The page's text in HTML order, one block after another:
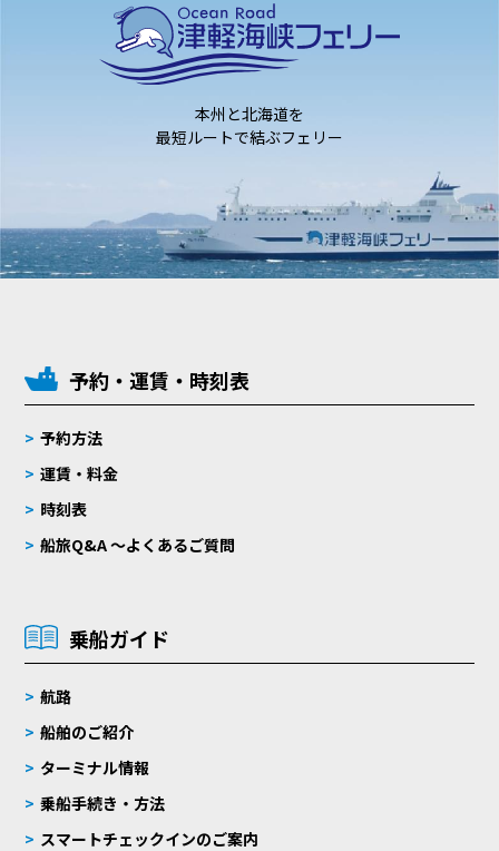
本州と北海道を
最短ルートで結ぶフェリー
予約・運賃・時刻表
予約方法
運賃・料金
時刻表
船旅Q&A 〜よくあるご質問
乗船ガイド
航路
船舶のご紹介
ターミナル情報
乗船手続き・方法
スマートチェックインのご案内